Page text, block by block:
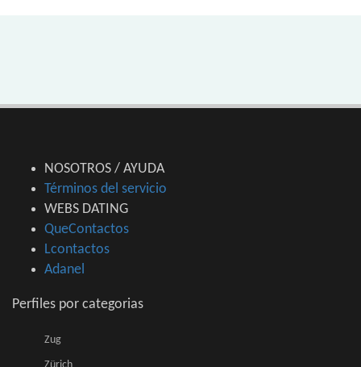
NOSOTROS / AYUDA
Términos del servicio
WEBS DATING
QueContactos
Lcontactos
Adanel
Perfiles por categorias
Zug